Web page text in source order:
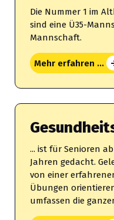
Die Nummer 1 im
sind eine Ü35-
Mannschaft.
Mehr erfahren ...
... ist für Senioren
Jahren gedacht.
von einer
Übungen
umfassen die